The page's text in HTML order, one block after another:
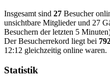
Insgesamt sind 27 Besucher
unsichtbare Mitglieder und 27
Besuchern der letzten 5
Der Besucherrekord liegt bei
12:12 gleichzeitig online waren.
Statistik